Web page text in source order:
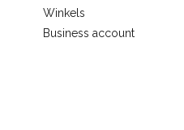
Winkels
Business account